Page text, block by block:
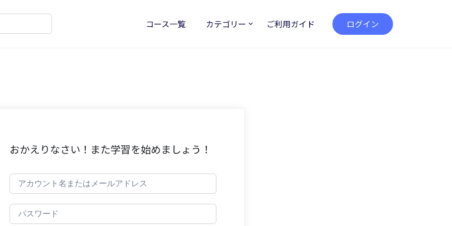
コース一覧 カテゴリー ご利用ガイド ログイン
おかえりなさい！また学習を始めましょう！